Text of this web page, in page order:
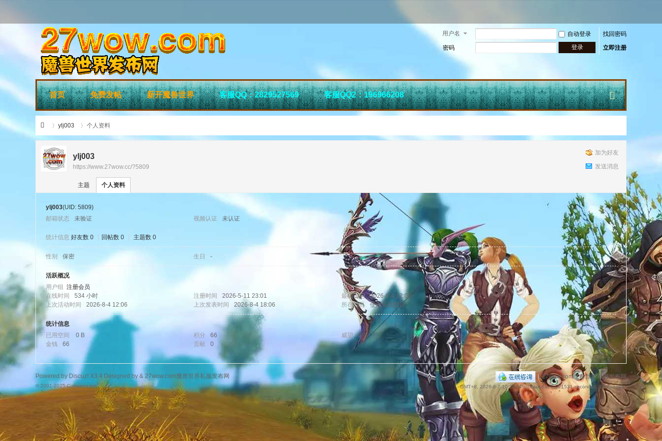
用户名 自动登录
找回密码
密码
登录 立即注册
捷
航
首页 免费发帖 新开魔兽世界 客服QQ：2829527569 客服QQ2：196966208
w.
›
ylj003
›
个人资料
加为好友
发送消息
ylj003
https://www.27wow.cc/?5809
主题 个人资料
ylj003(UID: 5809)
邮箱状态
未验证 视频认证 未认证
统计信息 好友数 0 回帖数 0 主题数 0
性别 保密 生日 -
活跃概况
用户组 注册会员
在线时间
534 小时 注册时间 2026-5-11 23:01 最后访问
2026-8-4 12:06
上次活动时间
2026-8-4 12:06 上次发表时间 2026-8-4 18:06 所在时区 使用系统默认
统计信息
已用空间
0 B 积分 66 威望
0
金钱
66 贡献 0
| 27wow.com魔兽世界私服发布网
GMT+8, 2026-8-7 10:20, Processed in 0.021531 second(s), 14 queries .
Powered by Discuz! X3.4Designed by & 27wow.com魔兽世界私服发布网
© 2001-2025Comsenz Inc.